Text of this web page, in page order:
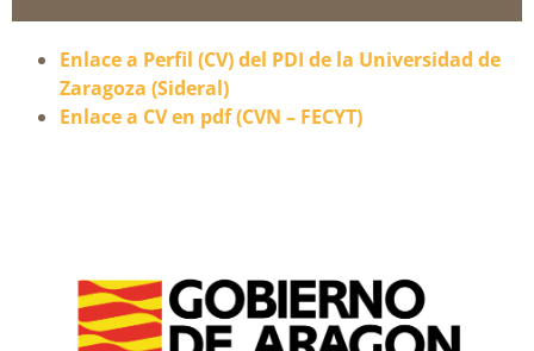
Enlace a Perfil (CV) del PDI de la Universidad de
Zaragoza (Sideral)
Enlace a CV en pdf (CVN – FECYT)